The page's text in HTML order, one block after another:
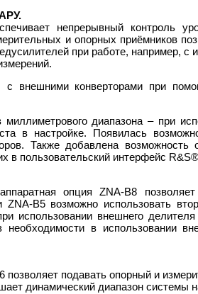
непрерывный контроль
и опорных приёмников
при работе, например, с
с внешними конверторами при
диапазона – при
в настройке. Появилась
Также добавлена возможность
в пользовательский интерфейс
опция ZNA-B8
В5 возможно использовать
использовании внешнего
в использовании
подавать опорный и
динамический диапазон системы